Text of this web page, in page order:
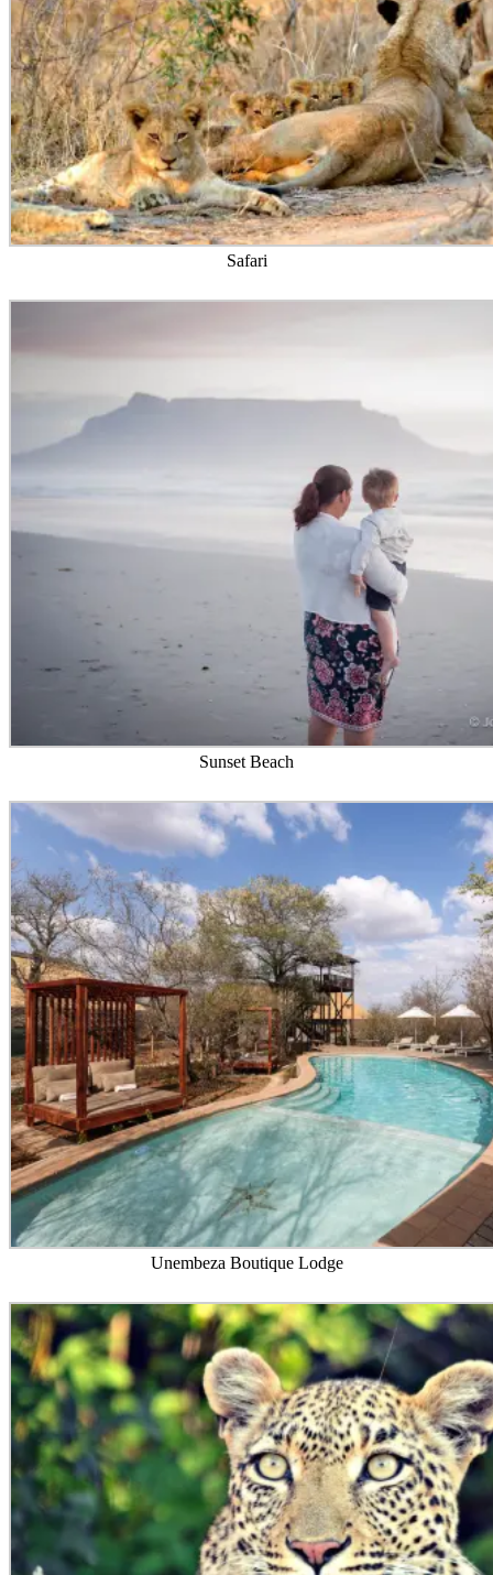
Safari
Sunset Beach
Unembeza Boutique Lodge